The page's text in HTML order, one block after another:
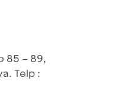
85 – 89,
Telp :